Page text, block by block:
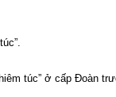
túc” ở cấp Đoàn